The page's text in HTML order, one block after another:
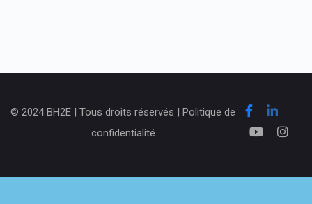
© 2024 BH2E | Tous droits réservés | Politique de
confidentialité